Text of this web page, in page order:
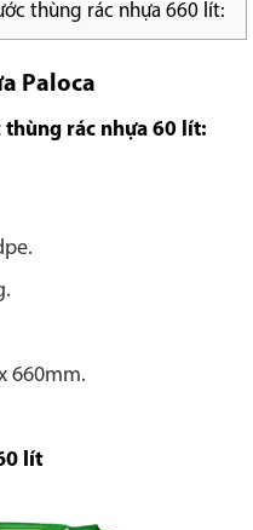
thùng rác nhựa 660 lít:
Paloca
rác nhựa 60 lít:
660mm.
lít